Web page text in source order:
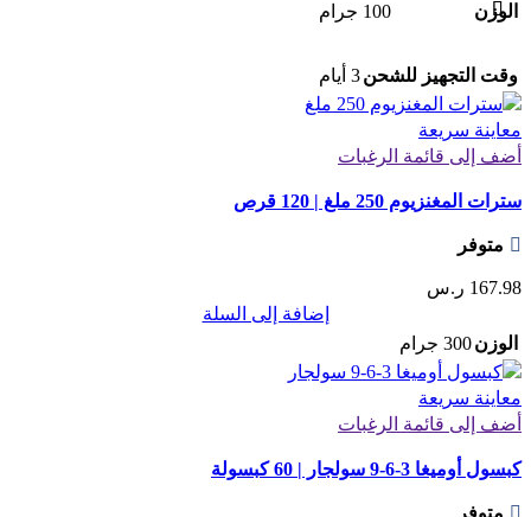
الوزن
100 جرام
وقت التجهيز للشحن3 أيام
معاينة سريعة
أضف إلى قائمة الرغبات
سترات المغنزيوم 250 ملغ | 120 قرص
متوفر
167.98 ر.س
إضافة إلى السلة
الوزن300 جرام
معاينة سريعة
أضف إلى قائمة الرغبات
كبسول أوميغا 3-6-9 سولجار | 60 كبسولة